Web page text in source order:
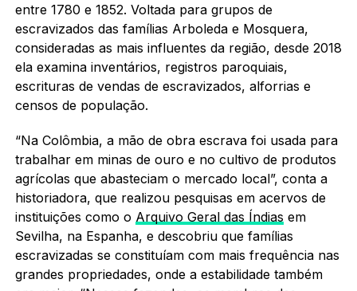
entre 1780 e 1852. Voltada para grupos de
escravizados das famílias Arboleda e Mosquera,
consideradas as mais influentes da região, desde 2018
ela examina inventários, registros paroquiais,
escrituras de vendas de escravizados, alforrias e
censos de população.
“Na Colômbia, a mão de obra escrava foi usada para
trabalhar em minas de ouro e no cultivo de produtos
agrícolas que abasteciam o mercado local”, conta a
historiadora, que realizou pesquisas em acervos de
instituições como o Arquivo Geral das Índias em
Sevilha, na Espanha, e descobriu que famílias
escravizadas se constituíam com mais frequência nas
grandes propriedades, onde a estabilidade também